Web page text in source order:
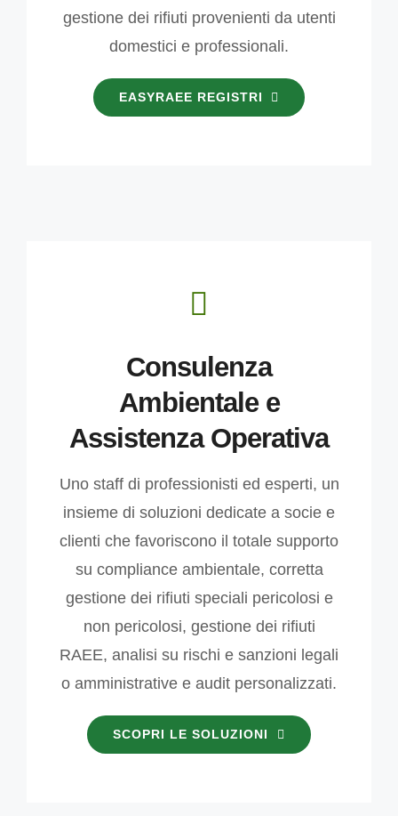
gestione dei rifiuti provenienti da utenti
domestici e professionali.
EASYRAEE REGISTRI
Consulenza
Ambientale e
Assistenza Operativa
Uno staff di professionisti ed esperti, un
insieme di soluzioni dedicate a socie e
clienti che favoriscono il totale supporto
su compliance ambientale, corretta
gestione dei rifiuti speciali pericolosi e
non pericolosi, gestione dei rifiuti
RAEE, analisi su rischi e sanzioni legali
o amministrative e audit personalizzati.
SCOPRI LE SOLUZIONI